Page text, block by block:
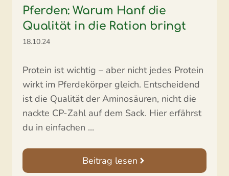
Pferden: Warum Hanf die
Qualität in die Ration bringt
18.10.24
Protein ist wichtig – aber nicht jedes Protein
wirkt im Pferdekörper gleich. Entscheidend
ist die Qualität der Aminosäuren, nicht die
nackte CP-Zahl auf dem Sack. Hier erfährst
du in einfachen ...
Beitrag lesen